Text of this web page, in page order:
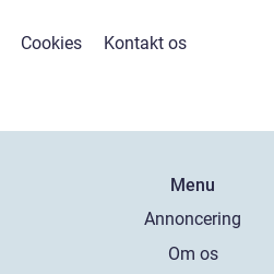
Cookies Kontakt os
Menu
Annoncering
Om os